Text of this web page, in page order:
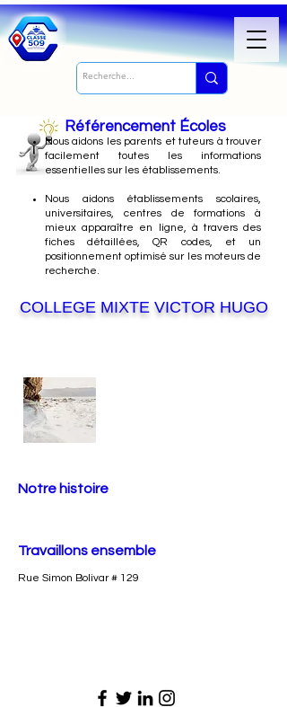
Référencement Écoles
Nousaidons les parents et tuteurs à trouver
facilement toutes les informations
essentielles sur les établissements.
Nous aidons établissements scolaires,
universitaires, centres de formations à
mieux apparaître en ligne, à travers des
fiches détaillées, QR codes, et un
positionnement optimisé sur les moteurs de
recherche.
COLLEGE MIXTE VICTOR HUGO
Notre histoire
Travaillons ensemble
Rue Simon Bolivar # 129